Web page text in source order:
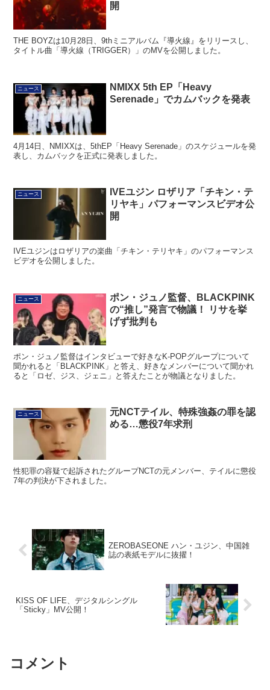
開
THE BOYZは10月28日、9thミニアルバム『導火線』をリリースし、
タイトル曲「導火線（TRIGGER）」のMVを公開しました。
ニュース
NMIXX 5th EP「Heavy
Serenade」でカムバックを発表
4月14日、NMIXXは、5thEP「Heavy Serenade」のスケジュールを発
表し、カムバックを正式に発表しました。
ニュース
IVEユジン ロザリア「チキン・テ
リヤキ」パフォーマンスビデオ公
開
IVEユジンはロザリアの楽曲「チキン・テリヤキ」のパフォーマンス
ビデオを公開しました。
ニュース
ポン・ジュノ監督、BLACKPINK
の“推し”発言で物議！ リサを挙
げず批判も
ポン・ジュノ監督はインタビューで好きなK-POPグループについて
聞かれると「BLACKPINK」と答え、好きなメンバーについて聞かれ
ると「ロゼ、ジス、ジェニ」と答えたことが物議となりました。
ニュース
元NCTテイル、特殊強姦の罪を認
める…懲役7年求刑
性犯罪の容疑で起訴されたグループNCTの元メンバー、テイルに懲役
7年の判決が下されました。
ZEROBASEONE ハン・ユジン、中国雑
誌の表紙モデルに抜擢！
KISS OF LIFE、デジタルシングル
「Sticky」MV公開！
コメント